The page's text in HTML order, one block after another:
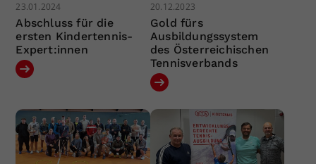
23.01.2024
Abschluss für die
ersten Kindertennis-
Expert:innen
20.12.2023
Gold fürs
Ausbildungssystem
des Österreichischen
Tennisverbands